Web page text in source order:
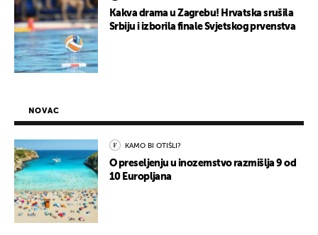
Kakva drama u Zagrebu! Hrvatska srušila
Srbiju i izborila finale Svjetskog prvenstva
NOVAC
KAMO BI OTIŠLI?
O preseljenju u inozemstvo razmišlja 9 od
10 Europljana